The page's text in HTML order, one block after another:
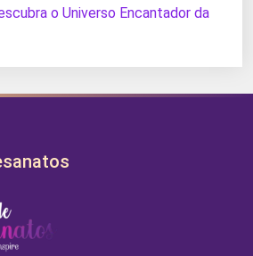
o Universo Encantador da